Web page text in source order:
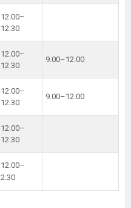
12.00–
12.30
12.00–
12.30
9.00–12.00
12.00–
12.30
9.00–12.00
12.00–
12.30
12.00–
2.30